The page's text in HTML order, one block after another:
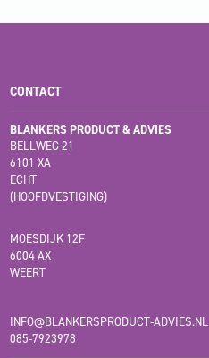
CONTACT
BLANKERS PRODUCT & ADVIES
BELLWEG 21
6101 XA
ECHT
(HOOFDVESTIGING)
MOESDIJK 12F
6004 AX
WEERT
INFO@BLANKERSPRODUCT-ADVIES.NL
085-7923978